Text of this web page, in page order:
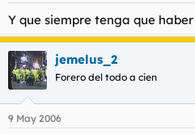
Y que siempre tenga que
jemelus_2
Forero del todo a cien
9 May 2006